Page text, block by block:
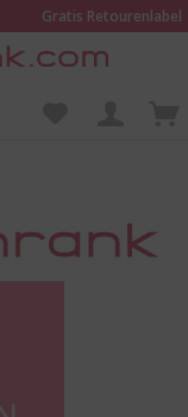
Gratis Retourenlabel
und beraten lassen